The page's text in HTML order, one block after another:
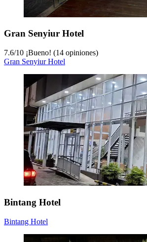
Gran Senyiur Hotel
7.6/10 ¡Bueno! (14 opiniones)
Gran Senyiur Hotel
Bintang Hotel
Bintang Hotel